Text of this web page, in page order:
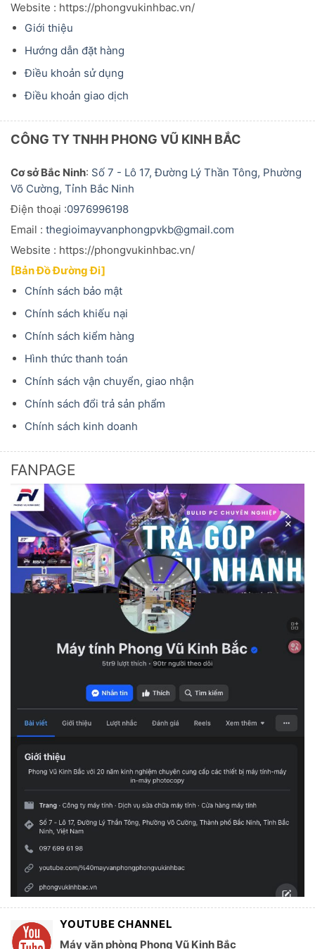
Website : https://phongvukinhbac.vn/
Giới thiệu
Hướng dẫn đặt hàng
Điều khoản sử dụng
Điều khoản giao dịch
CÔNG TY TNHH PHONG VŨ KINH BẮC
Cơ sở Bắc Ninh: Số 7 - Lô 17, Đường Lý Thần Tông, Phường
Võ Cường, Tỉnh Bắc Ninh
Điện thoại :0976996198
Email : thegioimayvanphongpvkb@gmail.com
Website : https://phongvukinhbac.vn/
[Bản Đồ Đường Đi]
Chính sách bảo mật
Chính sách khiếu nại
Chính sách kiểm hàng
Hình thức thanh toán
Chính sách vận chuyển, giao nhận
Chính sách đổi trả sản phẩm
Chính sách kinh doanh
FANPAGE
YOUTUBE CHANNEL
Máy văn phòng Phong Vũ Kinh Bắc